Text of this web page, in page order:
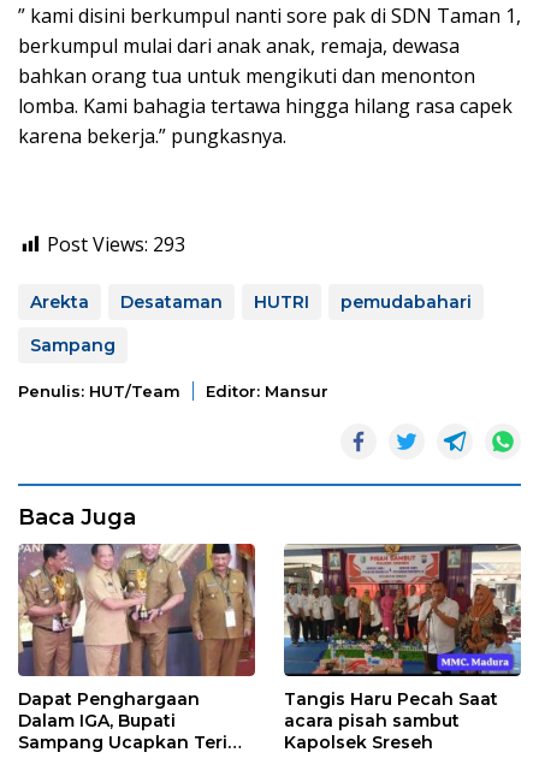
” kami disini berkumpul nanti sore pak di SDN Taman 1,
berkumpul mulai dari anak anak, remaja, dewasa
bahkan orang tua untuk mengikuti dan menonton
lomba. Kami bahagia tertawa hingga hilang rasa capek
karena bekerja.” pungkasnya.
Post Views: 293
Arekta Desataman HUTRI
pemudabahari
Sampang
Penulis: HUT/team Editor: Mansur
Baca Juga
Dapat Penghargaan
Dalam IGA, Bupati
Sampang Ucapkan Terima
Tangis Haru Pecah Saat
acara pisah sambut
Kapolsek Sreseh